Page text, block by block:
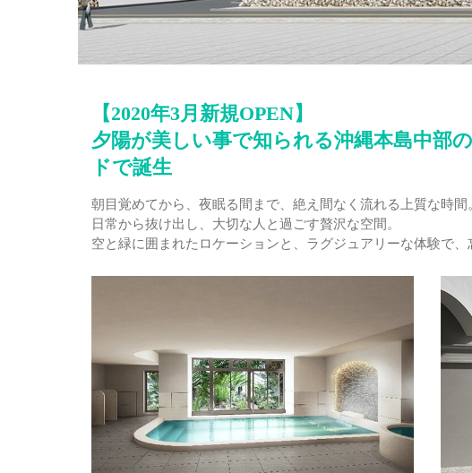
【2020年3月新規OPEN】
夕陽が美しい事で知られる沖縄本島中部
ドで誕生
朝目覚めてから、夜眠る間まで、絶え間なく流れる上質な時間
日常から抜け出し、大切な人と過ごす贅沢な空間。
空と緑に囲まれたロケーションと、ラグジュアリーな体験で、